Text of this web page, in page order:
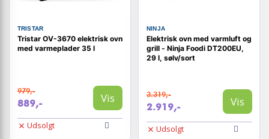
TRISTAR
Tristar OV-3670 elektrisk ovn
med varmeplader 35 l
979,-
889,- Vis
Udsolgt
NINJA
Elektrisk ovn med varmluft og
grill - Ninja Foodi DT200EU,
29 l, sølv/sort
3.319,-
2.919,- Vis
Udsolgt